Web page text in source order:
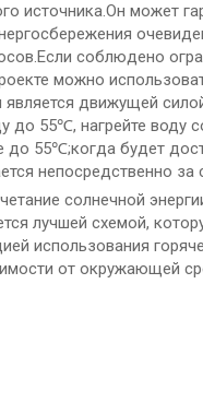
источника.Он может
соблюдено
можно
является движущей
до 55℃, нагрейте воду
до 55℃;когда будет
непосредственно
солнечной
лучшей схемой,
использования
от окружающей